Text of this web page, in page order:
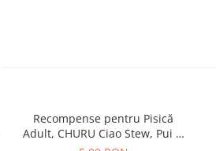
Recompense pentru Pisică
Adult, CHURU Ciao Stew, Pui și